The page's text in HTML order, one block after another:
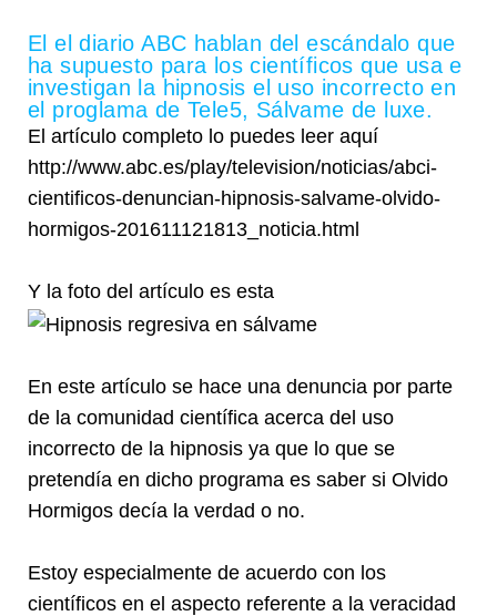
El el diario ABC hablan del escándalo que
ha supuesto para los científicos que usa e
investigan la hipnosis el uso incorrecto en
el proglama de Tele5, Sálvame de luxe.
El artículo completo lo puedes leer aquí
http://www.abc.es/play/television/noticias/abci-
cientificos-denuncian-hipnosis-salvame-olvido-
hormigos-201611121813_noticia.html
Y la foto del artículo es esta
En este artículo se hace una denuncia por parte
de la comunidad científica acerca del uso
incorrecto de la hipnosis ya que lo que se
pretendía en dicho programa es saber si Olvido
Hormigos decía la verdad o no.
Estoy especialmente de acuerdo con los
científicos en el aspecto referente a la veracidad